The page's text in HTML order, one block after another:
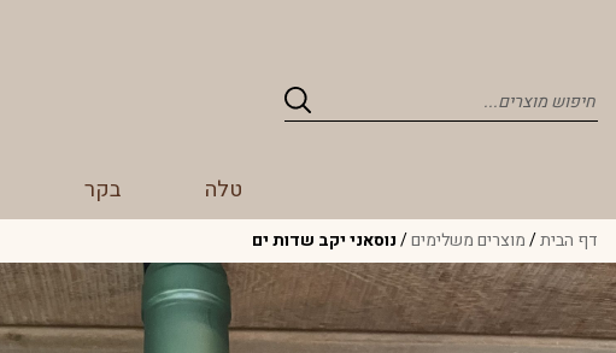
search
טלה בקר
דף הבית/מוצרים משלימים/נוסאני יקב שדות ים